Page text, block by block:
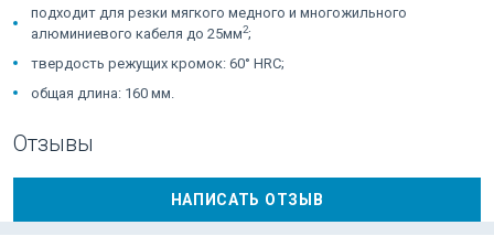
подходит для резки мягкого медного и многожильного
алюминиевого кабеля до 25мм2;
твердость режущих кромок: 60° HRC;
общая длина: 160 мм.
Отзывы
НАПИСАТЬ ОТЗЫВ